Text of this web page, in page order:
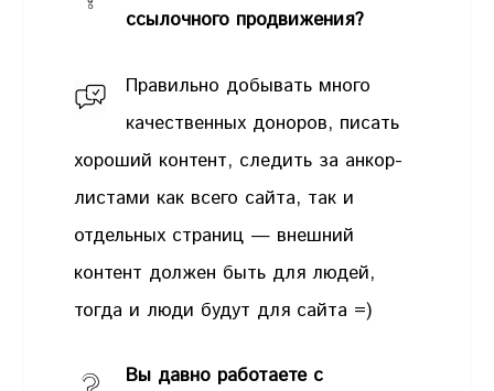
ссылочного продвижения?
Правильно добывать много
качественных доноров, писать
хороший контент, следить за анкор-
листами как всего сайта, так и
отдельных страниц — внешний
контент должен быть для людей,
тогда и люди будут для сайта =)
Вы давно работаете с